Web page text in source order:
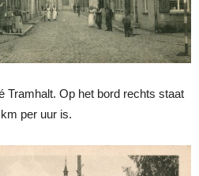
Tramhalt. Op het bord rechts staat
per uur is.